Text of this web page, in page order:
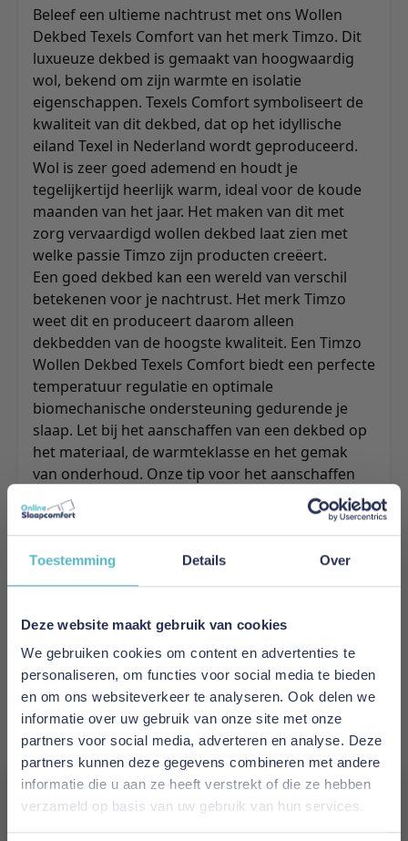
Toestemming Details Over
Deze website maakt gebruik van cookies
We gebruiken cookies om content en advertenties te
personaliseren, om functies voor social media te bieden
en om ons websiteverkeer te analyseren. Ook delen we
informatie over uw gebruik van onze site met onze
partners voor social media, adverteren en analyse. Deze
partners kunnen deze gegevens combineren met andere
informatie die u aan ze heeft verstrekt of die ze hebben
verzameld op basis van uw gebruik van hun services.
Beleef een ultieme nachtrust met ons Wollen
Dekbed Texels Comfort van het merk Timzo. Dit
luxueuze dekbed is gemaakt van hoogwaardig
wol, bekend om zijn warmte en isolatie
eigenschappen. Texels Comfort symboliseert de
kwaliteit van dit dekbed, dat op het idyllische
eiland Texel in Nederland wordt geproduceerd.
Wol is zeer goed ademend en houdt je
tegelijkertijd heerlijk warm, ideal voor de koude
maanden van het jaar. Het maken van dit met
zorg vervaardigd wollen dekbed laat zien met
welke passie Timzo zijn producten creëert.
Een goed dekbed kan een wereld van verschil
betekenen voor je nachtrust. Het merk Timzo
weet dit en produceert daarom alleen
dekbedden van de hoogste kwaliteit. Een Timzo
Wollen Dekbed Texels Comfort biedt een perfecte
temperatuur regulatie en optimale
biomechanische ondersteuning gedurende je
slaap. Let bij het aanschaffen van een dekbed op
het materiaal, de warmteklasse en het gemak
van onderhoud. Onze tip voor het aanschaffen
van een dekbed is om rekening te houden met
jouw persoonlijke warmte behoefte gedurende
de verschillende seizoenen.
Maak kennis met Timzo
Timzo is een naam die synoniem staat voor
hun exclusieve lijn van dekbedden en kussens,
streeft Timzo er altijd naar om het beste
slaapcomfort aan te bieden. Het Timzo Wollen
Dekbed Texels Comfort is geen uitzondering. Dit
merk combineert moderne productie technieken
met traditionele ambacht, wat resulteert in
producten die zowel luxueus als duurzaam zijn.
Verzorging en onderhoud van je dekbed
De zorg voor je Timzo Wollen Dekbed Texels